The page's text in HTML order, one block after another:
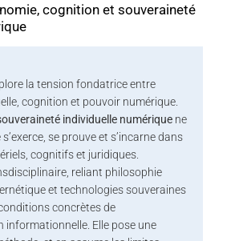
cognition et souveraineté
la tension fondatrice entre
cognition et pouvoir numérique.
individuelle numérique ne
se prouve et s’incarne dans
cognitifs et juridiques.
reliant philosophie
et technologies souveraines
concrètes de
informationnelle. Elle pose une